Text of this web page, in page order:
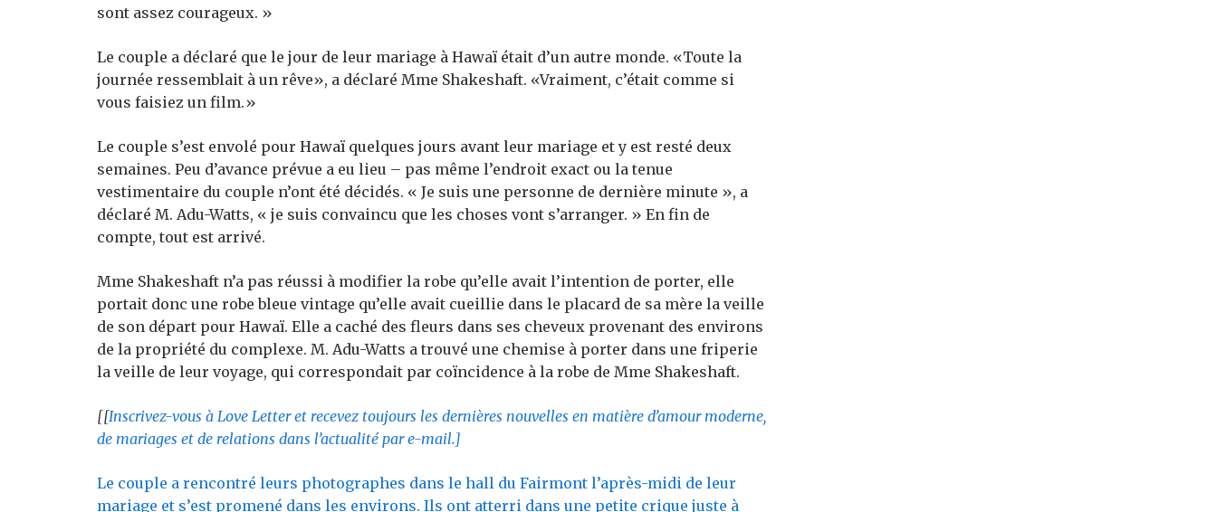
sont assez courageux. »
Le couple a déclaré que le jour de leur mariage à Hawaï était d’un autre monde. «Toute la
journée ressemblait à un rêve», a déclaré Mme Shakeshaft. «Vraiment, c’était comme si
vous faisiez un film.»
Le couple s’est envolé pour Hawaï quelques jours avant leur mariage et y est resté deux
semaines. Peu d’avance prévue a eu lieu – pas même l’endroit exact ou la tenue
vestimentaire du couple n’ont été décidés. « Je suis une personne de dernière minute », a
déclaré M. Adu-Watts, « je suis convaincu que les choses vont s’arranger. » En fin de
compte, tout est arrivé.
Mme Shakeshaft n’a pas réussi à modifier la robe qu’elle avait l’intention de porter, elle
portait donc une robe bleue vintage qu’elle avait cueillie dans le placard de sa mère la veille
de son départ pour Hawaï. Elle a caché des fleurs dans ses cheveux provenant des environs
de la propriété du complexe. M. Adu-Watts a trouvé une chemise à porter dans une friperie
la veille de leur voyage, qui correspondait par coïncidence à la robe de Mme Shakeshaft.
[[Inscrivez-vous à Love Letter et recevez toujours les dernières nouvelles en matière d’amour moderne,
de mariages et de relations dans l’actualité par e-mail.]
Le couple a rencontré leurs photographes dans le hall du Fairmont l’après-midi de leur
mariage et s’est promené dans les environs. Ils ont atterri dans une petite crique juste à